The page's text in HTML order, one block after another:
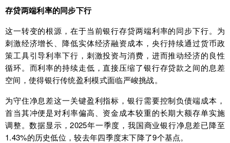
存贷两端利率的同步下行
这一转变的根源，在于当前银行存贷两端利率的同步下行。为
刺激经济增长、降低实体经济融资成本，央行持续通过货币政
策工具引导利率下行，刺激投资与消费，进而推动经济的良性
循环。而利率的持续走低，直接压缩了银行存贷款之间的息差
空间，使得银行传统盈利模式面临严峻挑战。
为守住净息差这一关键盈利指标，银行需要控制负债端成本，
首当其冲便是对利率偏高、资金成本较重的长期大额存单实施
调整。数据显示，2025年一季度，我国商业银行净息差已降至
1.43%的历史低位，较去年四季度末下降了9个基点。